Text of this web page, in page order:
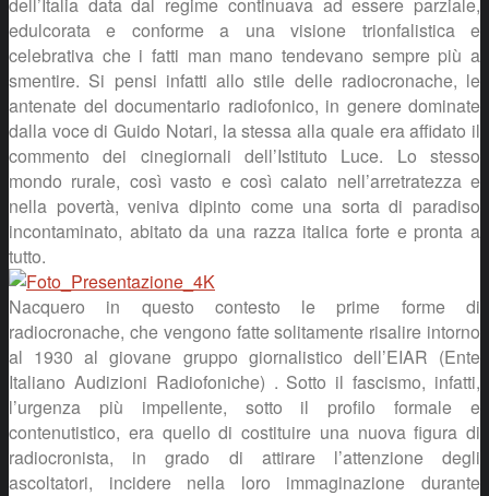
edulcorata e conforme a una visione trionfalistica e
celebrativa che i fatti man mano tendevano sempre più a
smentire. Si pensi infatti allo stile delle radiocronache, le
antenate del documentario radiofonico, in genere dominate
dalla voce di Guido Notari, la stessa alla quale era affidato il
commento dei cinegiornali dell’Istituto Luce. Lo stesso
mondo rurale, così vasto e così calato nell’arretratezza e
nella povertà, veniva dipinto come una sorta di paradiso
incontaminato, abitato da una razza italica forte e pronta a
tutto.
Nacquero in questo contesto le prime forme di
radiocronache, che vengono fatte solitamente risalire intorno
al 1930 al giovane gruppo giornalistico dell’EIAR (Ente
Italiano Audizioni Radiofoniche) . Sotto il fascismo, infatti,
l’urgenza più impellente, sotto il profilo formale e
contenutistico, era quello di costituire una nuova figura di
radiocronista, in grado di attirare l’attenzione degli
ascoltatori, incidere nella loro immaginazione durante